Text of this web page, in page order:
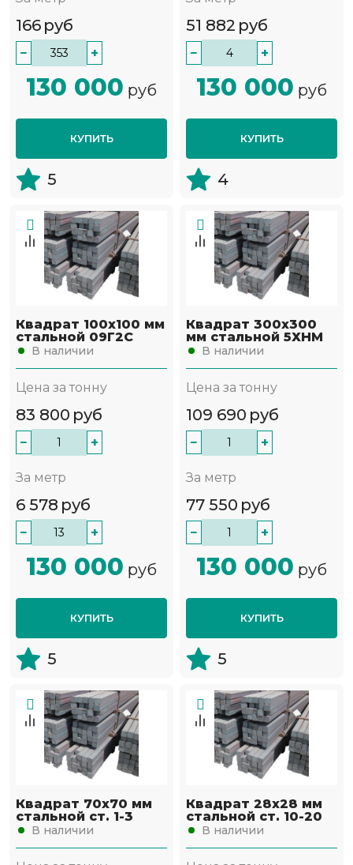
166 руб
− +
130 000 руб
КУПИТЬ
5
51 882 руб
− +
130 000 руб
КУПИТЬ
4
Квадрат 100х100 мм
стальной 09Г2С
В наличии
Цена за тонну
83 800 руб
− +
За метр
6 578 руб
− +
130 000 руб
КУПИТЬ
5
Квадрат 300х300
мм стальной 5ХНМ
В наличии
Цена за тонну
109 690 руб
− +
За метр
77 550 руб
− +
130 000 руб
КУПИТЬ
5
Квадрат 70х70 мм
стальной ст. 1-3
В наличии
Квадрат 28х28 мм
стальной ст. 10-20
В наличии